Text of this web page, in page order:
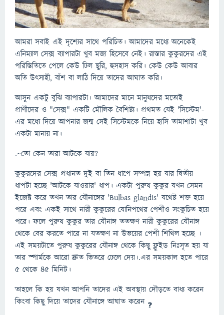
আমরা সবাই এই দৃশ‍্যের সাথে পরিচিত। আমাদের মধ‍্যে অনেকেই
এনিম্যাল সেক্স ব‍্যাপারটা খুব মজা হিসেবে নেই। রাস্তার কুকুরদের এই
পরিস্তিতিতে পেলে কেউ ঢিল ছুরি, হুসহাস করি। কেউ কেউ আবার
অতি উৎসাহী, বাঁশ বা লাঠি দিয়ে তাদের আঘাত করি।
আসুন একটু বুঝি ব‍্যাপারটা। আমাদের মানে মানুষদের মতোই
প্রাণীদের ও "সেক্স" একটি মৌলিক বৈশিষ্ট‍্য। প্রথমত যেই 'সিস্টেম'-
এর মধ‍্যে দিয়ে আপনার জন্ম সেই সিস্টেমকে নিয়ে হাসি তামাশাটা খুব
একটা মানায় না।
.~তো কেন তারা আটকে যায়?
কুকুরদের সেক্স প্রধানত দুই বা তিন ধাপে সম্পন্ন হয় যার দ্বিতীয়
ধাপটা হচ্ছে 'আটকে যাওয়ার' ধাপ। একটা পুরুষ কুকুর যখন সেমন
ইজেক্ট করে তখন তার যৌনাঙ্গের 'Bulbas glandis' যথেষ্ট শক্ত হয়ে
পরে এবং একই সাথে নারী কুকুরের যোনিপথের পেশীও সংকুচিত হয়ে
পরে। ফলে পুরুষ কুকুর তার যৌনাঙ্গ ততক্ষণ নারী কুকুরের যৌনাঙ্গ
থেকে বের করতে পারে না যতক্ষণ না উভয়ের পেশী শিথিল হচ্ছে ।
এই সময়টাতে পুরুষ কুকুরের যৌনাঙ্গ থেকে কিছু ফ্লুইড নিঃসৃত হয় যা
তার স্পার্মকে আরো দ্রুত ভিতরে ঢেলে দেয়।.এর সময়কাল হতে পারে
৫ থেকে ৪৫ মিনিট।
তাহলে কি হয় যখন আপনি তাদের এই অবস্থায় দৌড়তে বাধ‍্য করেন
কিংবা কিছু দিয়ে তাদের যৌনাঙ্গে আঘাত করেন